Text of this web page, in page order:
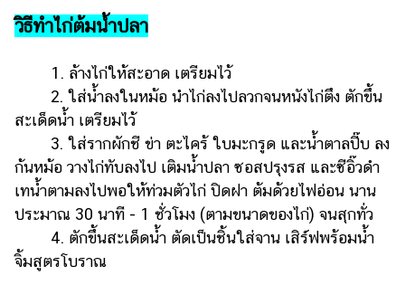
น้ำมัน
วา
ไร
ตี้
แต่งงาน
และ
เด็ก
วิธีทำไก่ต้มน้ำปลา
1. ล้างไก่ให้สะอาด เตรียมไว้
2. ใส่น้ำลงในหม้อ นำไก่ลงไปลวกจนหนังไก่ตึง ตักขึ้น
สะเด็ดน้ำ เตรียมไว้
3. ใส่รากผักชี ข่า ตะไคร้ ใบมะกรูด และน้ำตาลปี๊บ ลง
ก้นหม้อ วางไก่ทับลงไป เติมน้ำปลา ซอสปรุงรส และซีอิ๊วดำ
เทน้ำตามลงไปพอให้ท่วมตัวไก่ ปิดฝา ต้มด้วยไฟอ่อน นาน
ประมาณ 30 นาที - 1 ชั่วโมง (ตามขนาดของไก่) จนสุกทั่ว
4. ตักขึ้นสะเด็ดน้ำ ตัดเป็นชิ้นใส่จาน เสิร์ฟพร้อมน้ำ
จิ้มสูตรโบราณ